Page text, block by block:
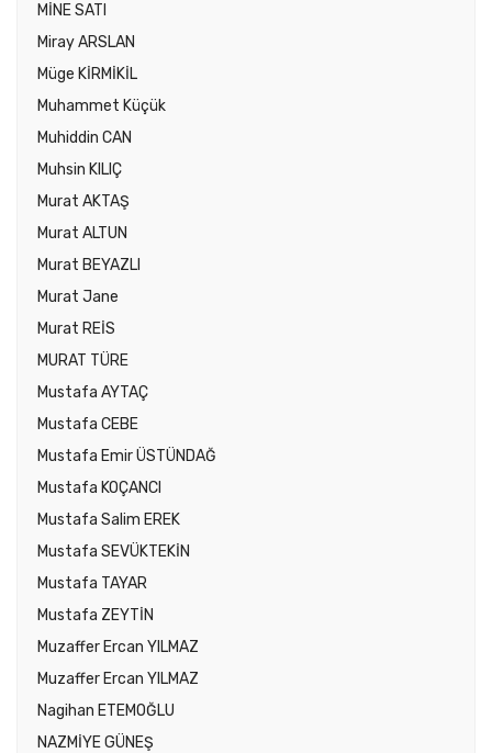
MİNE SATI
Miray ARSLAN
Müge KİRMİKİL
Muhammet Küçük
Muhiddin CAN
Muhsin KILIÇ
Murat AKTAŞ
Murat ALTUN
Murat BEYAZLI
Murat Jane
Murat REİS
MURAT TÜRE
Mustafa AYTAÇ
Mustafa CEBE
Mustafa Emir ÜSTÜNDAĞ
Mustafa KOÇANCI
Mustafa Salim EREK
Mustafa SEVÜKTEKİN
Mustafa TAYAR
Mustafa ZEYTİN
Muzaffer Ercan YILMAZ
Muzaffer Ercan YILMAZ
Nagihan ETEMOĞLU
NAZMİYE GÜNEŞ